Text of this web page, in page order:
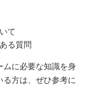
て
る質問
ムに必要な知識を身
る方は、ぜひ参考に